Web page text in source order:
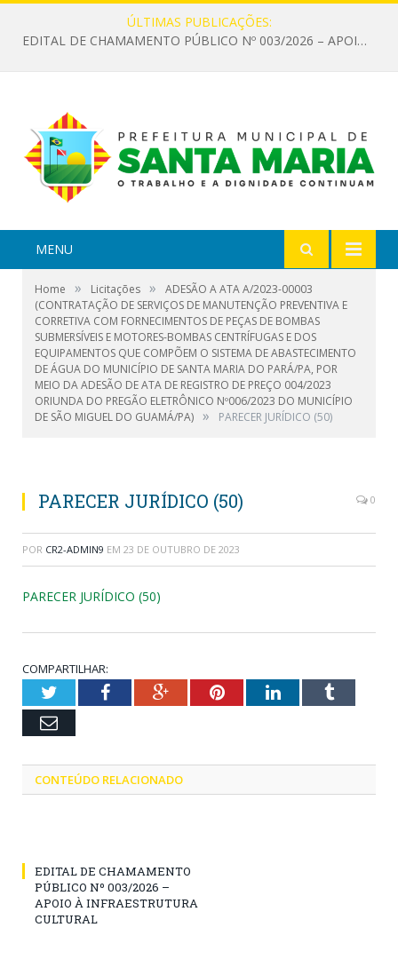
ÚLTIMAS PUBLICAÇÕES:
EDITAL DE CHAMAMENTO PÚBLICO Nº 003/2026 – APOIO À INFRAESTRUTURA CULTURAL
MENU
Home » Licitações »
ADESÃO A ATA A/2023-00003
(CONTRATAÇÃO DE SERVIÇOS DE MANUTENÇÃO PREVENTIVA E
CORRETIVA COM FORNECIMENTOS DE PEÇAS DE BOMBAS
SUBMERSÍVEIS E MOTORES-BOMBAS CENTRÍFUGAS E DOS
EQUIPAMENTOS QUE COMPÕEM O SISTEMA DE ABASTECIMENTO
DE ÁGUA DO MUNICÍPIO DE SANTA MARIA DO PARÁ/PA, POR
MEIO DA ADESÃO DE ATA DE REGISTRO DE PREÇO 004/2023
ORIUNDA DO PREGÃO ELETRÔNICO Nº006/2023 DO MUNICÍPIO
DE SÃO MIGUEL DO GUAMÁ/PA) » PARECER JURÍDICO (50)
PARECER JURÍDICO (50) 0
POR CR2-ADMIN9 EM 23 DE OUTUBRO DE 2023
PARECER JURÍDICO (50)
COMPARTILHAR:
TwitterFacebookGoogle+PinterestLinkedInTumblr
Email
CONTEÚDO RELACIONADO
EDITAL DE CHAMAMENTO
PÚBLICO Nº 003/2026 –
APOIO À INFRAESTRUTURA
CULTURAL